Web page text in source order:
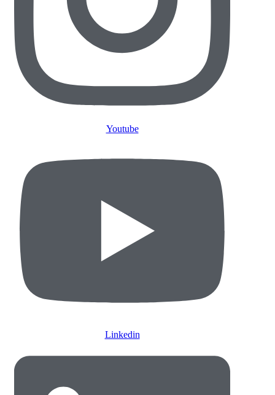
Youtube
Linkedin